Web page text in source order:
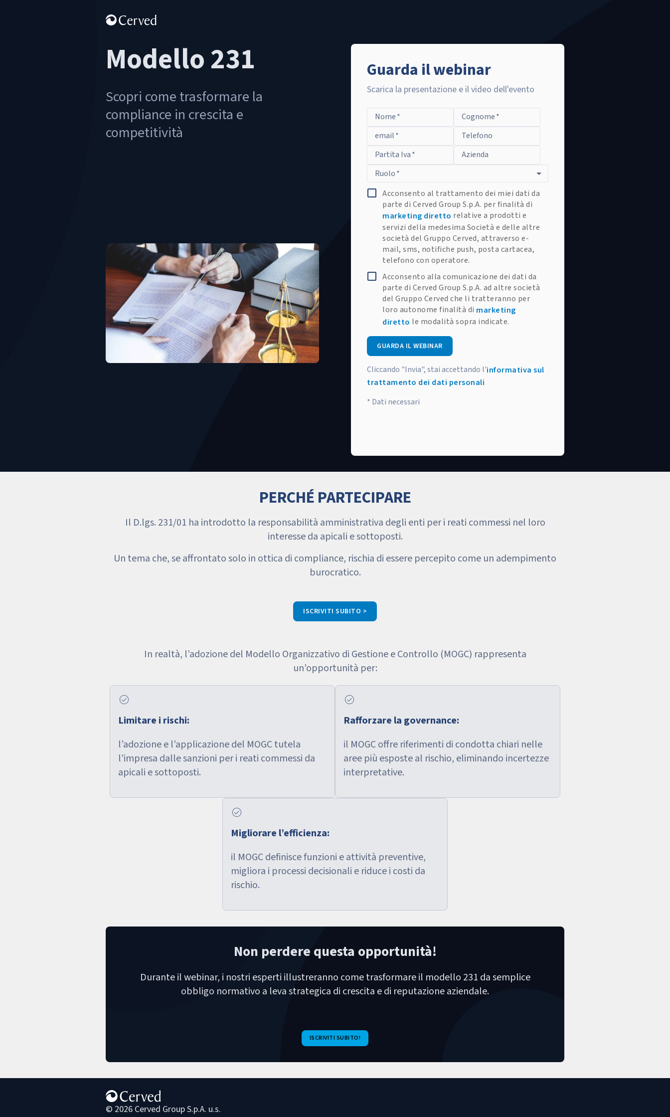
Modello 231
Scopri come trasformare la
compliance in crescita e
competitività
Guarda il webinar
Scarica la presentazione e il video dell'evento
Nome* Cognome*
email*
Telefono
Partita Iva*
Azienda
Ruolo*
Acconsento al trattamento dei miei dati da
parte di Cerved Group S.p.A. per finalità di
marketing diretto relative a prodotti e
servizi della medesima Società e delle altre
società del Gruppo Cerved, attraverso e-
mail, sms, notifiche push, posta cartacea,
telefono con operatore.
Acconsento alla comunicazione dei dati da
parte di Cerved Group S.p.A. ad altre società
del Gruppo Cerved che li tratteranno per
loro autonome finalità di marketing
diretto le modalità sopra indicate.
GUARDA IL WEBINAR
Cliccando "Invia", stai accettando l'informativa sul
trattamento dei dati personali
* Dati necessari
PERCHÉ PARTECIPARE
Il D.lgs. 231/01 ha introdotto la responsabilità amministrativa degli enti per i reati commessi nel loro
interesse da apicali e sottoposti.
Un tema che, se affrontato solo in ottica di compliance, rischia di essere percepito come un adempimento
burocratico.
ISCRIVITI SUBITO >
In realtà, l’adozione del Modello Organizzativo di Gestione e Controllo (MOGC) rappresenta
un’opportunità per:
check_circle
Limitare i rischi:
l’adozione e l’applicazione del MOGC tutela
l’impresa dalle sanzioni per i reati commessi da
apicali e sottoposti.
check_circle
Rafforzare la governance:
il MOGC offre riferimenti di condotta chiari nelle
aree più esposte al rischio, eliminando incertezze
interpretative.
check_circle
Migliorare l’efficienza:
il MOGC definisce funzioni e attività preventive,
migliora i processi decisionali e riduce i costi da
rischio.
Non perdere questa opportunità!
Durante il webinar, i nostri esperti illustreranno come trasformare il modello 231 da semplice
obbligo normativo a leva strategica di crescita e di reputazione aziendale.
ISCRIVITI SUBITO!
© 2026 Cerved Group S.p.A. u.s.